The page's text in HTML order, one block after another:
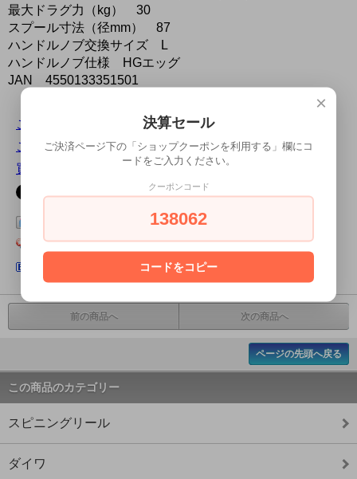
最大ドラグ力（kg） 30
スプール寸法（径mm） 87
ハンドルノブ交換サイズ L
ハンドルノブ仕様 HGエッグ
JAN 4550133351501
この商品について問い合わせる
この商品を友達に教える
買い物を続ける
この商品をログピでつぶやく
Yahoo!ブックマークに登録する
はてなブックマークに登録する
前の商品へ 次の商品へ
ページの先頭へ戻る
この商品のカテゴリー
スピニングリール
ダイワ
×
決算セール
ご決済ページ下の「ショップクーポンを利用する」欄にコ
ードをご入力ください。
クーポンコード
138062
コードをコピー